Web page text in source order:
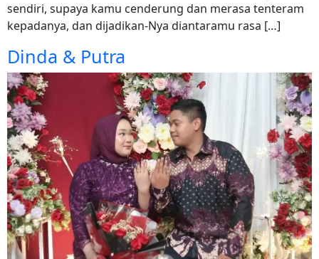
sendiri, supaya kamu cenderung dan merasa tenteram
kepadanya, dan dijadikan-Nya diantaramu rasa […]
Dinda & Putra